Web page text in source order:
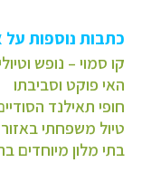
כתבות נוספות על
קו סמוי – נופש
האי פוקט וסביבתו
חופי תאילנד
טיול משפחתי
בתי מלון מיוחדים